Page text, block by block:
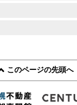
このページの先頭へ